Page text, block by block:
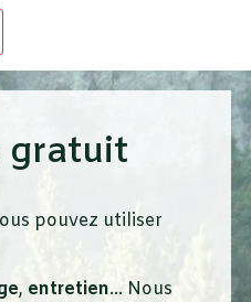
gratuit
pouvez utiliser
, entretien… Nous